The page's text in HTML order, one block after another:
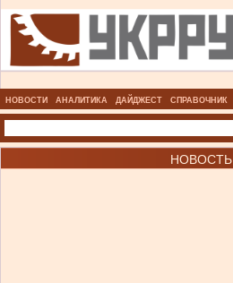
НОВОСТИ АНАЛИТИКА ДАЙДЖЕСТ СПРАВОЧНИК
НОВОСТЬ